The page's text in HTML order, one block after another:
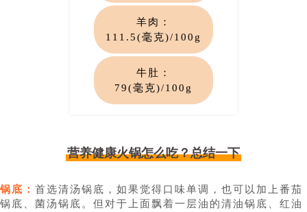
羊肉 ：
111.5(毫克)/100g
牛肚 ：
79(毫克)/100g
营养健康火锅怎么吃？总结一下
锅底： 首选清汤锅底，如果觉得口味单调，也可以加上番茄
锅底、菌汤锅底。但对于上面飘着一层油的清油锅底、红油